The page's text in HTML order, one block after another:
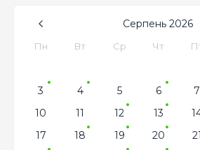
Серпень 2026
Пн Вт Ср Чт
3
4 5 6 7
10
11 12 13
17
18 19 20 21